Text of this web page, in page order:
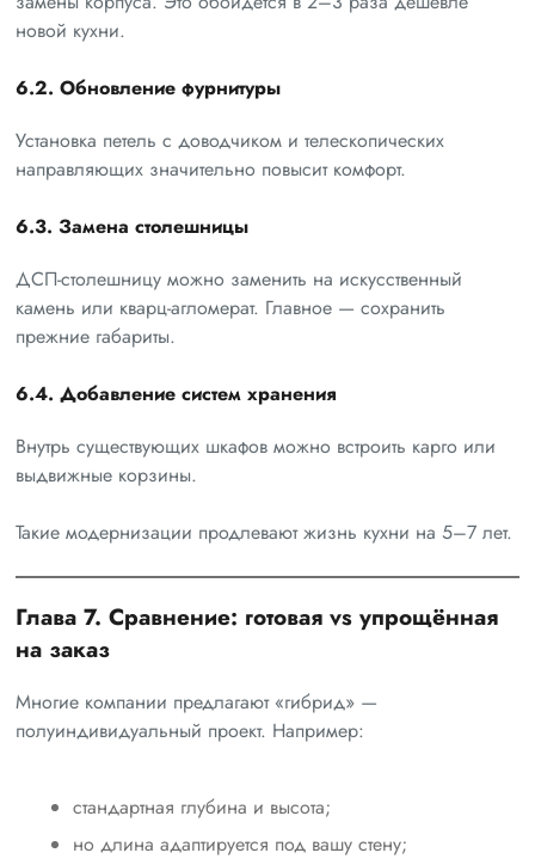
новой кухни.
6.2. Обновление фурнитуры
Установка петель с доводчиком и телескопических
направляющих значительно повысит комфорт.
6.3. Замена столешницы
ДСП-столешницу можно заменить на искусственный
камень или кварц-агломерат. Главное — сохранить
прежние габариты.
6.4. Добавление систем хранения
Внутрь существующих шкафов можно встроить карго или
выдвижные корзины.
Такие модернизации продлевают жизнь кухни на 5–7 лет.
Глава 7. Сравнение: готовая vs упрощённая
на заказ
Многие компании предлагают «гибрид» —
полуиндивидуальный проект. Например:
стандартная глубина и высота;
но длина адаптируется под вашу стену;